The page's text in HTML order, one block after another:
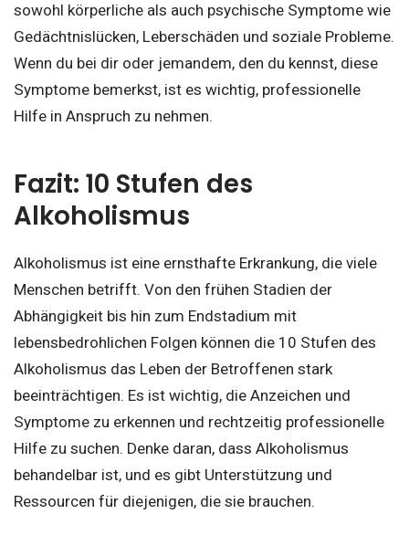
sowohl körperliche als auch psychische Symptome wie
Gedächtnislücken, Leberschäden und soziale Probleme.
Wenn du bei dir oder jemandem, den du kennst, diese
Symptome bemerkst, ist es wichtig, professionelle
Hilfe in Anspruch zu nehmen.
Fazit: 10 Stufen des
Alkoholismus
Alkoholismus ist eine ernsthafte Erkrankung, die viele
Menschen betrifft. Von den frühen Stadien der
Abhängigkeit bis hin zum Endstadium mit
lebensbedrohlichen Folgen können die 10 Stufen des
Alkoholismus das Leben der Betroffenen stark
beeinträchtigen. Es ist wichtig, die Anzeichen und
Symptome zu erkennen und rechtzeitig professionelle
Hilfe zu suchen. Denke daran, dass Alkoholismus
behandelbar ist, und es gibt Unterstützung und
Ressourcen für diejenigen, die sie brauchen.